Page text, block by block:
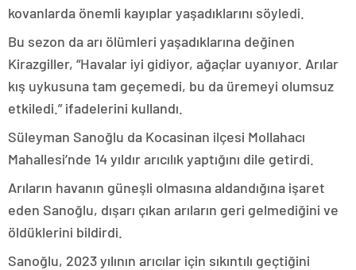
kovanlarda önemli kayıplar yaşadıklarını söyledi.
Bu sezon da arı ölümleri yaşadıklarına değinen
Kirazgiller, “Havalar iyi gidiyor, ağaçlar uyanıyor. Arılar
kış uykusuna tam geçemedi, bu da üremeyi olumsuz
etkiledi.” ifadelerini kullandı.
Süleyman Sanoğlu da Kocasinan ilçesi Mollahacı
Mahallesi’nde 14 yıldır arıcılık yaptığını dile getirdi.
Arıların havanın güneşli olmasına aldandığına işaret
eden Sanoğlu, dışarı çıkan arıların geri gelmediğini ve
öldüklerini bildirdi.
Sanoğlu, 2023 yılının arıcılar için sıkıntılı geçtiğini